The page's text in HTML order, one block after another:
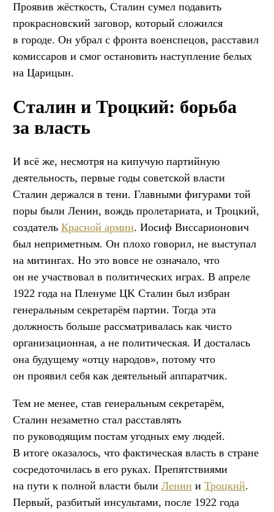
Проявив жёсткость, Сталин сумел подавить
прокрасновский заговор, который сложился
в городе. Он убрал с фронта военспецов, расставил
комиссаров и смог остановить наступление белых
на Царицын.
Сталин и Троцкий: борьба
за власть
И всё же, несмотря на кипучую партийную
деятельность, первые годы советской власти
Сталин держался в тени. Главными фигурами той
поры были Ленин, вождь пролетариата, и Троцкий,
создатель Красной армии. Иосиф Виссарионович
был неприметным. Он плохо говорил, не выступал
на митингах. Но это вовсе не означало, что
он не участвовал в политических играх. В апреле
1922 года на Пленуме ЦK Сталин был избран
генеральным секретарём партии. Тогда эта
должность больше рассматривалась как чисто
организационная, а не политическая. И досталась
она будущему «отцу народов», потому что
он проявил себя как деятельный аппаратчик.
Тем не менее, став генеральным секретарём,
Сталин незаметно стал расставлять
по руководящим постам угодных ему людей.
В итоге оказалось, что фактическая власть в стране
сосредоточилась в его руках. Препятствиями
на пути к полной власти были Ленин и Троцкий.
Первый, разбитый инсультами, после 1922 года